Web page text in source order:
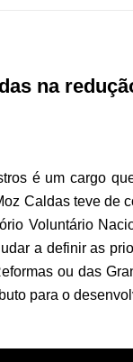
na
é um cargo
Caldas teve
Voluntário
a definir as
ou das
para o